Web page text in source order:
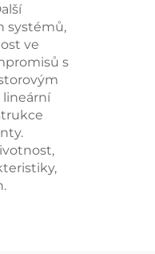
systémů,
ve
s
lineární